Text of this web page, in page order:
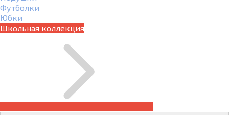
Футболки
Юбки
Школьная коллекция